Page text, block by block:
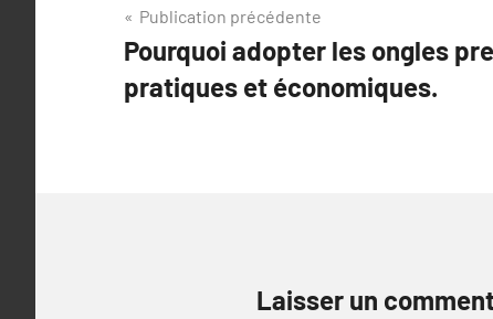
Navigation
de
l’article
Publication précédente
Pourquoi adopter les ongles
pratiques et économiques.
Laisser un